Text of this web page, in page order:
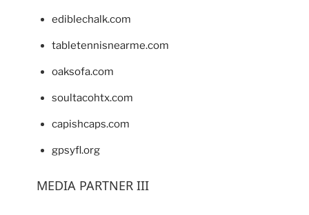
ediblechalk.com
tabletennisnearme.com
oaksofa.com
soultacohtx.com
capishcaps.com
gpsyfl.org
MEDIA PARTNER III